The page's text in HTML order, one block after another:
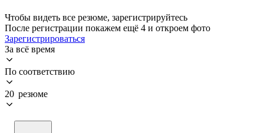
Чтобы видеть все резюме, зарегистрируйтесь
После регистрации покажем ещё 4 и откроем фото
Зарегистрироваться
За всё время
По соответствию
20 резюме